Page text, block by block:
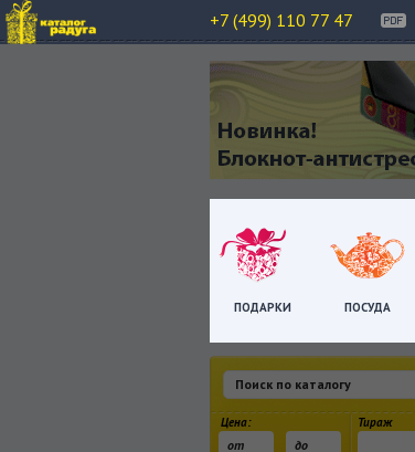
+7 (499) 110 77 47
ПОДАРКИ ПОСУДА
Цена: Тираж